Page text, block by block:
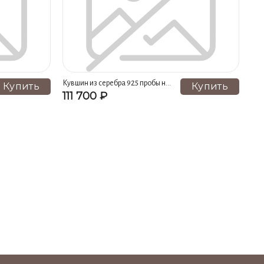
Купить
Кувшин из серебра 925 пробы на
1200 мл
111 700 ₽
Купить